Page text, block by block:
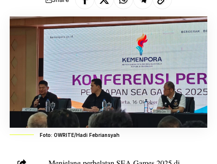
Foto: OWRITE/Hadi Febriansyah